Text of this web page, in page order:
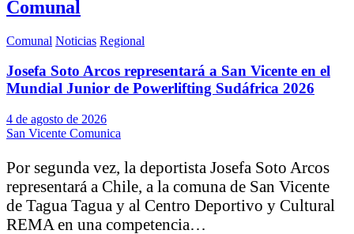
Comunal
Comunal Noticias Regional
Josefa Soto Arcos representará a San Vicente en el
Mundial Junior de Powerlifting Sudáfrica 2026
4 de agosto de 2026
San Vicente Comunica
Por segunda vez, la deportista Josefa Soto Arcos
representará a Chile, a la comuna de San Vicente
de Tagua Tagua y al Centro Deportivo y Cultural
REMA en una competencia…